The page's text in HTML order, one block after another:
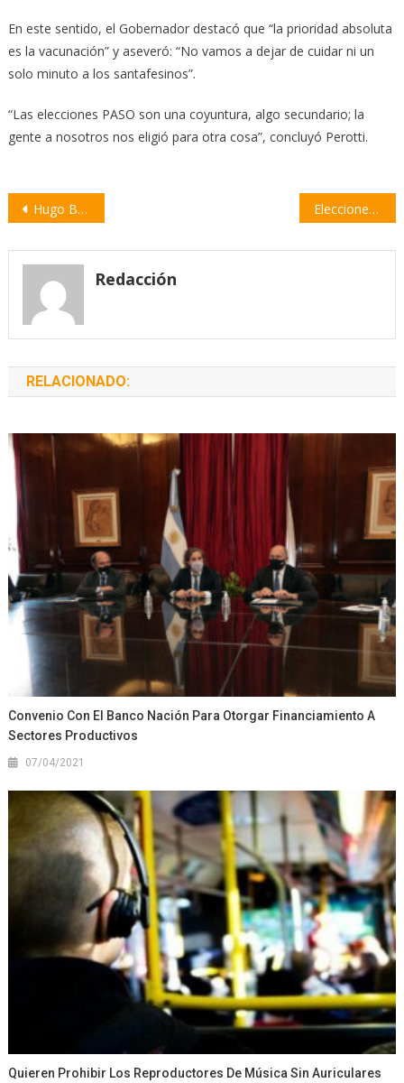
En este sentido, el Gobernador destacó que “la prioridad absoluta
es la vacunación” y aseveró: “No vamos a dejar de cuidar ni un
solo minuto a los santafesinos”.
“Las elecciones PASO son una coyuntura, algo secundario; la
gente a nosotros nos eligió para otra cosa”, concluyó Perotti.
Navegación
entradas
Hugo Burguez presentó a los integrantes de su lista de precandidatos a concejal Elecciones PASO: son 17 las listas oficializadas en Villa Constitución
Redacción
RELACIONADO:
Convenio Con El Banco Nación Para Otorgar Financiamiento A
Sectores Productivos
07/04/2021
Quieren Prohibir Los Reproductores De Música Sin Auriculares